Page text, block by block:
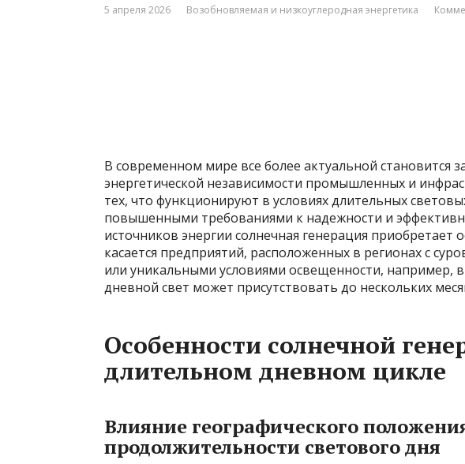
5 апреля 2026 Возобновляемая и низкоуглеродная энергетика
В современном мире все более актуальной становится
энергетической независимости промышленных и
тех, что функционируют в условиях длительных
повышенными требованиями к надежности и
источников энергии солнечная генерация приобретает
касается предприятий, расположенных в регионах с
или уникальными условиями освещенности, например,
дневной свет может присутствовать до нескольких
Особенности солнечной
длительном дневном цикле
Влияние географического
продолжительности светового дня